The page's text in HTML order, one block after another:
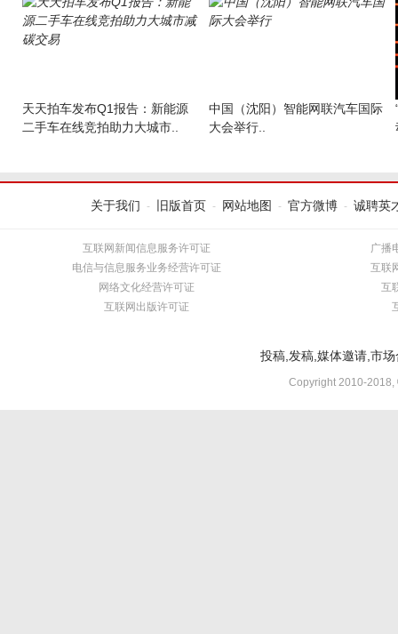
天天拍车发布Q1报告：新能源
二手车在线竞拍助力大城市..
中国（沈阳）智能网联汽车国际
大会举行..
关于我们 - 旧版首页 - 网站地图 - 官方微博 - 诚聘英
互联网新闻信息服务许可证
电信与信息服务业务经营许可证
网络文化经营许可证
互联网出版许可证
广播
互联
互
投稿,发稿,媒体邀请,市
Copyright 2010-2018,